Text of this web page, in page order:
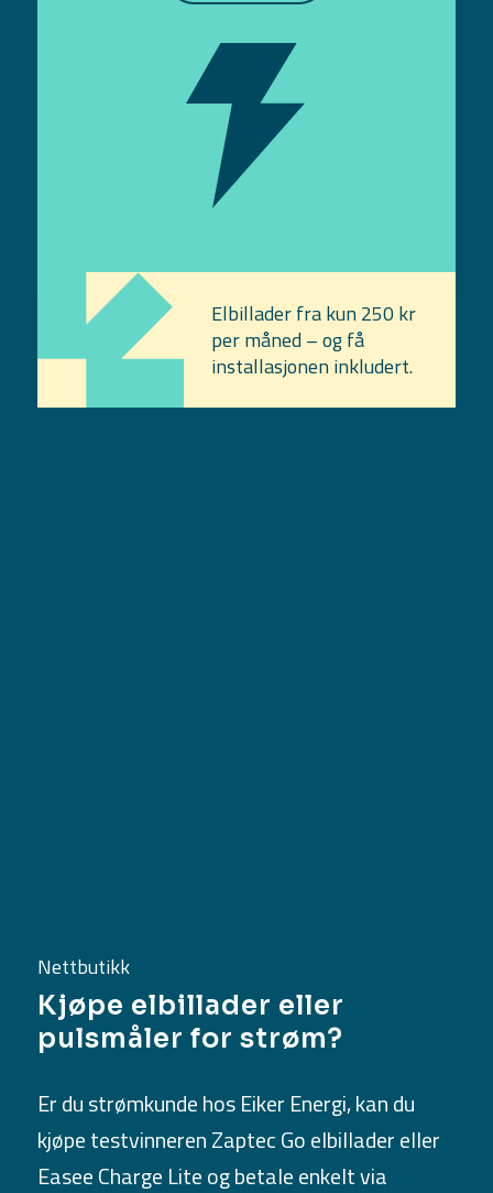
Nettbutikk
Kjøpe elbillader eller
pulsmåler for strøm?
Er du strømkunde hos Eiker Energi, kan du
kjøpe testvinneren Zaptec Go elbillader eller
Easee Charge Lite og betale enkelt via
Elbillader fra kun 250 kr
per måned – og få
installasjonen inkludert.